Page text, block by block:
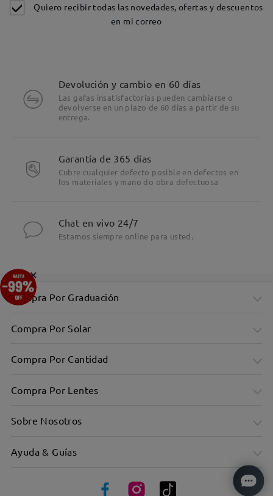
Quiero recibir todas las novedades, ofertas y descuentos
en mi correo
Devolución y cambio en 60 días
Las gafas insatisfactorias pueden cambiarse o
devolverse en un plazo de 60 días a partir de su
entrega.
Garantía de 365 días
Cubre cualquier defecto posible en defectos en
los materiales y mano do obra defectuosa
Chat en vivo 24/7
Estamos siempre online para usted.
Compra Por Graduación
Compra Por Solar
Compra Por Cantidad
Compra Por Lentes
Sobre Nosotros
Ayuda & Guías
×